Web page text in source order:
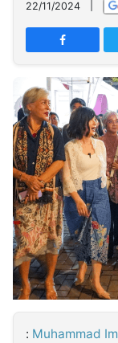
PT
TREETAN
MULTIMEDIA
INDONESIA
Partner
Insight
NTB
Suara
Time
Lens
IDN
Daily
Jogja
Jalan
Rakyat
Idealita
News
Kita
Notice
Dinamikapost.com
Radar
Baru
Seedbacklink
Follow
Kabarbaru
22/11/2024
: Muhammad